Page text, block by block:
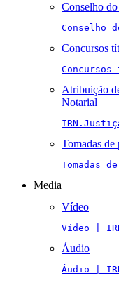
Conselho
Conselho
Concursos
Atribuição
Notarial
Tomadas de
Tomadas
Media
Vídeo
Vídeo |
Áudio
Áudio |